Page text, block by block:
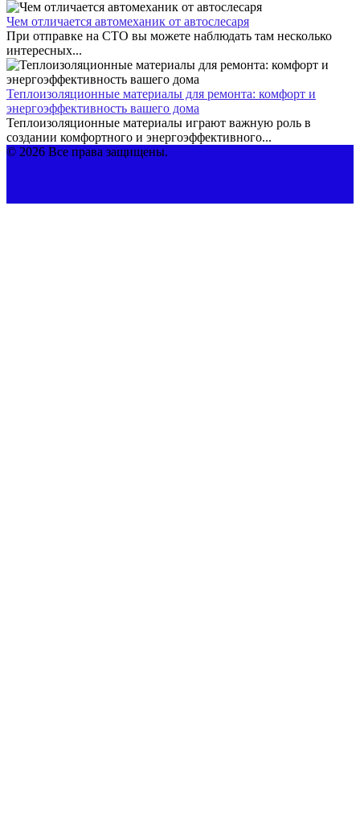
Чем отличается автомеханик от автослесаря
При отправке на СТО вы можете наблюдать там несколько
интересных...
Теплоизоляционные материалы для ремонта: комфорт и
энергоэффективность вашего дома
Теплоизоляционные материалы играют важную роль в
создании комфортного и энергоэффективного...
© 2026 Все права защищены.